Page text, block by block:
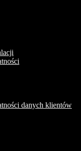
danych klientów